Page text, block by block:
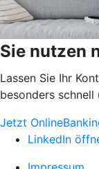
Sie nutzen
Lassen Sie Ihr
besonders
Jetzt
LinkedIn